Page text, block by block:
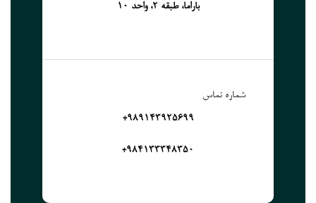
باراما، طبقه 2، واحد 10
شماره تماس
989143925699+
۹۸۴۱۳۳۳۴۸۳۵۰+